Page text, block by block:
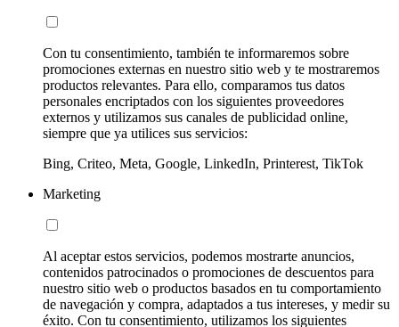
Con tu consentimiento, también te informaremos sobre
promociones externas en nuestro sitio web y te mostraremos
productos relevantes. Para ello, comparamos tus datos
personales encriptados con los siguientes proveedores
externos y utilizamos sus canales de publicidad online,
siempre que ya utilices sus servicios:
Bing, Criteo, Meta, Google, LinkedIn, Printerest, TikTok
Marketing
Al aceptar estos servicios, podemos mostrarte anuncios,
contenidos patrocinados o promociones de descuentos para
nuestro sitio web o productos basados en tu comportamiento
de navegación y compra, adaptados a tus intereses, y medir su
éxito. Con tu consentimiento, utilizamos los siguientes